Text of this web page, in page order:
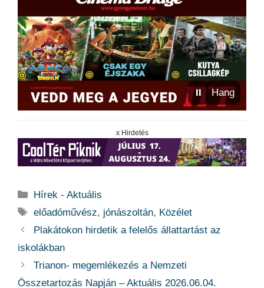
⏸ Hang
x Hirdetés
Kategória
Hírek - Aktuális
Címkék
előadóművész, jónászoltán, Közélet
Plakátokon hirdetik a felelős állattartást az
iskolákban
Trianon- megemlékezés a Nemzeti
Összetartozás Napján – Aktuális 2026.06.04.